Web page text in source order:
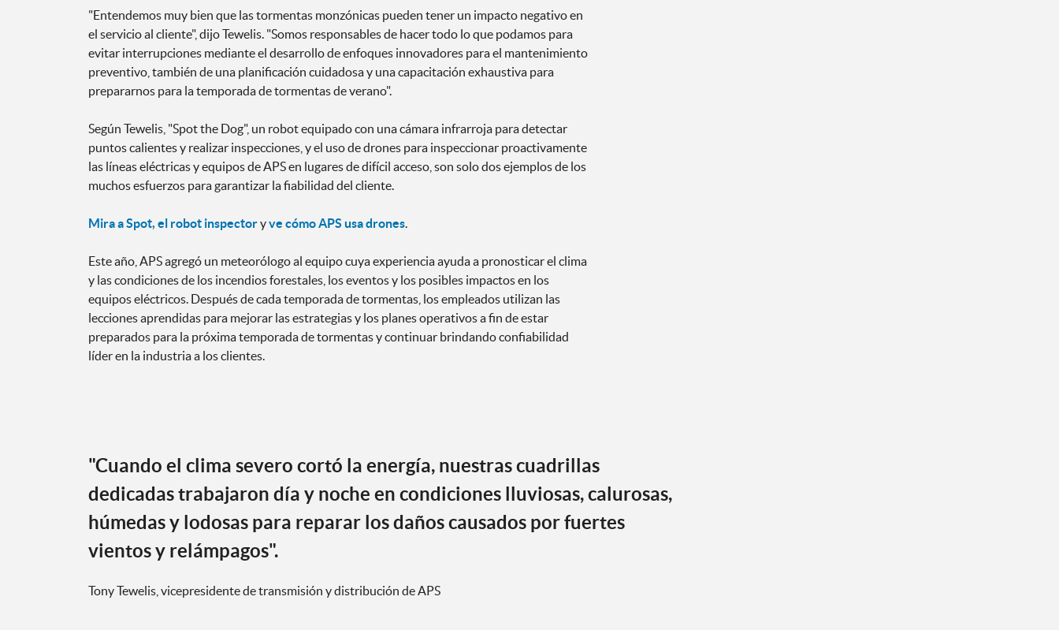
"Entendemos muy bien que las tormentas monzónicas pueden tener un impacto negativo en
el servicio al cliente", dijo Tewelis. "Somos responsables de hacer todo lo que podamos para
evitar interrupciones mediante el desarrollo de enfoques innovadores para el mantenimiento
preventivo, también de una planificación cuidadosa y una capacitación exhaustiva para
prepararnos para la temporada de tormentas de verano".
Según Tewelis, "Spot the Dog", un robot equipado con una cámara infrarroja para detectar
puntos calientes y realizar inspecciones, y el uso de drones para inspeccionar proactivamente
las líneas eléctricas y equipos de APS en lugares de difícil acceso, son solo dos ejemplos de los
muchos esfuerzos para garantizar la fiabilidad del cliente.
Mira a Spot, el robot inspectoryve cómo APS usa drones.
Este año, APS agregó un meteorólogo al equipo cuya experiencia ayuda a pronosticar el clima
y las condiciones de los incendios forestales, los eventos y los posibles impactos en los
equipos eléctricos. Después de cada temporada de tormentas, los empleados utilizan las
lecciones aprendidas para mejorar las estrategias y los planes operativos a fin de estar
preparados para la próxima temporada de tormentas y continuar brindando confiabilidad
líder en la industria a los clientes.
"Cuando el clima severo cortó la energía, nuestras cuadrillas
dedicadas trabajaron día y noche en condiciones lluviosas, calurosas,
húmedas y lodosas para reparar los daños causados por fuertes
vientos y relámpagos".
Tony Tewelis, vicepresidente de transmisión y distribución de APS